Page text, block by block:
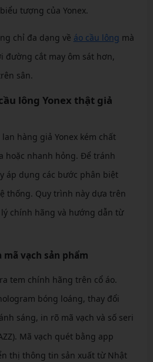
tượng của Yonex.
chỉ đa dạng về áo cầu lông mà
đường cắt may ôm sát hơn,
sân.
lông Yonex thật giả
hàng giả Yonex kém chất
hoặc nhanh hỏng. Để tránh
áp dụng các bước phân biệt
thống. Quy trình này dựa trên
chính hãng và hướng dẫn từ
vạch sản phẩm
tem chính hãng trên cổ áo.
bóng loáng, thay đổi
sáng, in rõ mã vạch và số seri
Mã vạch quét bằng app
thị thông tin sản xuất từ Nhật